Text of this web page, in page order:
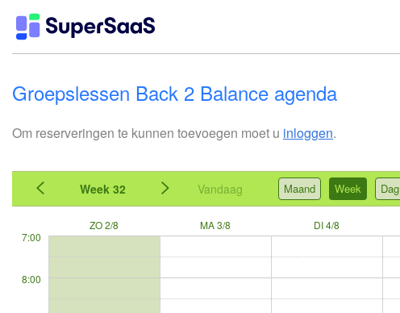
Groepslessen Back 2 Balance agenda
Om reserveringen te kunnen toevoegen moet u inloggen.
Week 32 Vandaag Maand Week Dag
ZO 2/8 MA 3/8 DI 4/8
7:00
8:00